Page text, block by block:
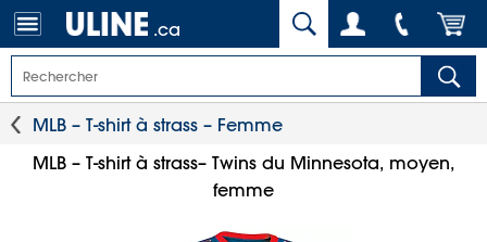
.ca
MLB – T-shirt à strass – Femme
MLB – T-shirt à strass– Twins du Minnesota, moyen,
femme